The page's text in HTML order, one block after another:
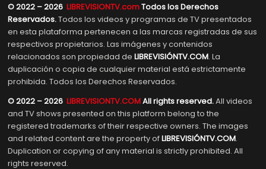
© 2022 – 2026LIBREVISIONTV.comTodos los Derechos
Reservados.Todos los videos y programas de TV presentados
en esta plataforma pertenecen a las marcas registradas de sus
respectivos propietarios. Las imágenes y contenidos
relacionados son propiedad deLIBREVISIÓNTV.COM. La
duplicación o copia de cualquier material está estrictamente
prohibida. Todos los Derechos Reservados.
© 2022 – 2026LIBREVISIONTV.COMAll rights reserved.All videos
and TV shows presented on this platform belong to the
registered trademarks of their respective owners. The images
and related content are the property ofLIBREVISIÓNTV.COM.
Duplication or copying of any material is strictly prohibited. All
rights reserved.